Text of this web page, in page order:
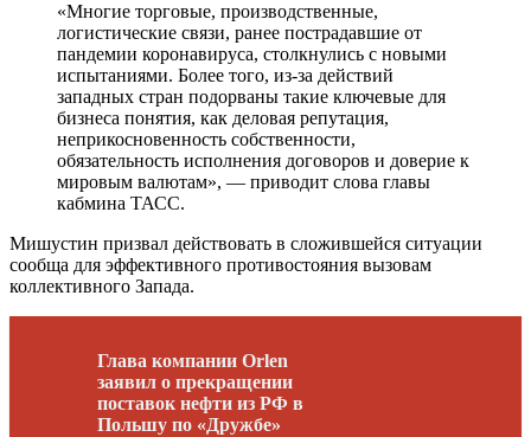
«Многие торговые, производственные,
логистические связи, ранее пострадавшие от
пандемии коронавируса, столкнулись с новыми
испытаниями. Более того, из-за действий
западных стран подорваны такие ключевые для
бизнеса понятия, как деловая репутация,
неприкосновенность собственности,
обязательность исполнения договоров и доверие к
мировым валютам», — приводит слова главы
кабмина ТАСС.
Мишустин призвал действовать в сложившейся ситуации
сообща для эффективного противостояния вызовам
коллективного Запада.
Глава компании Orlen
заявил о прекращении
поставок нефти из РФ в
Польшу по «Дружбе»